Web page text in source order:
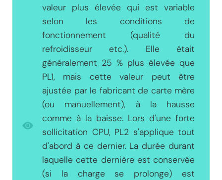
valeur plus élevée qui est variable
selon les conditions de
fonctionnement (qualité du
refroidisseur etc.). Elle était
généralement 25 % plus élevée que
PL1, mais cette valeur peut être
ajustée par le fabricant de carte mère
(ou manuellement), à la hausse
comme à la baisse. Lors d'une forte
sollicitation CPU, PL2 s'applique tout
d'abord à ce dernier. La durée durant
laquelle cette dernière est conservée
(si la charge se prolonge) est